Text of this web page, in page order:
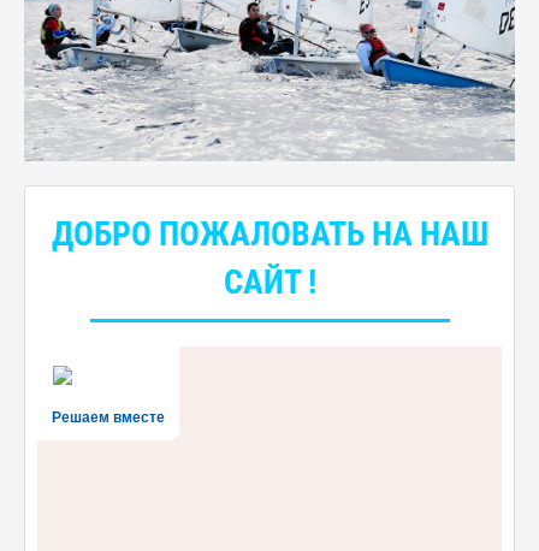
ДОБРО ПОЖАЛОВАТЬ НА НАШ
САЙТ !
Решаем вместе